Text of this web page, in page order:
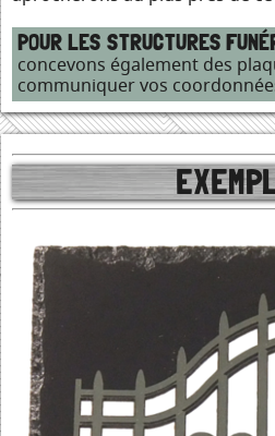
POUR LES STRUCTURES
concevons également des
communiquer vos